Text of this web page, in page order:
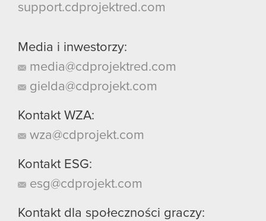
support.cdprojektred.com
Media i inwestorzy:
media@cdprojektred.com
gielda@cdprojekt.com
Kontakt WZA:
wza@cdprojekt.com
Kontakt ESG:
esg@cdprojekt.com
Kontakt dla społeczności graczy: